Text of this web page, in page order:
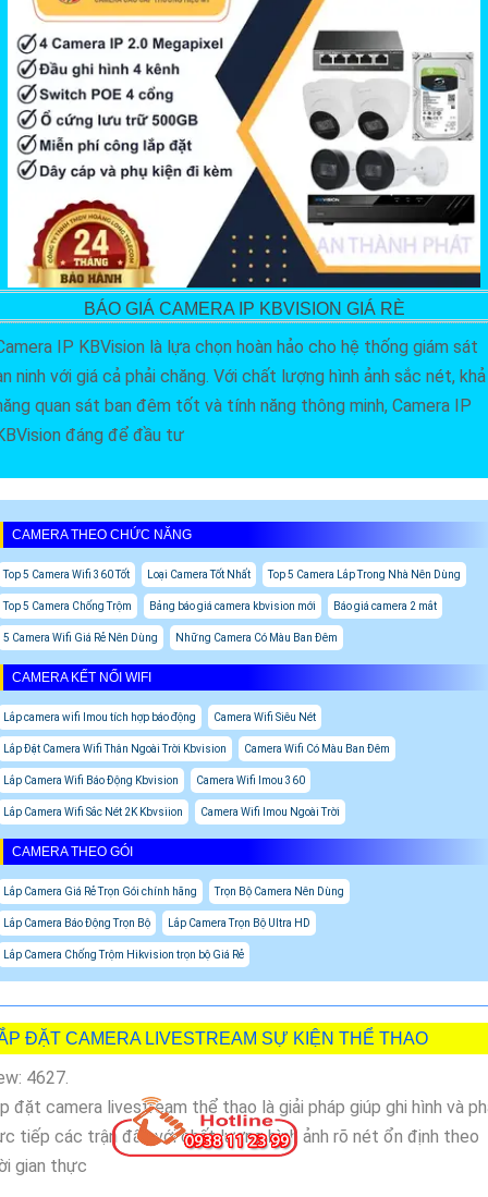
BÁO GIÁ CAMERA IP KBVISION GIÁ RÈ
IP KBVision là lựa chọn hoàn hảo cho hệ thống giám sát
ninh với giá cả phải chăng. Với chất lượng hình ảnh sắc nét, khả
quan sát ban đêm tốt và tính năng thông minh, Camera IP
đáng để đầu tư
CAMERA THEO CHỨC NĂNG
Top 5 Camera Wifi 360 Tốt Loại Camera Tốt Nhất Top 5 Camera Lắp Trong Nhà Nên Dùng
Top 5 Camera Chống Trộm Bảng báo giá camera kbvision mới Báo giá camera 2 mắt
5 Camera Wifi Giá Rẻ Nên Dùng Những Camera Có Màu Ban Đêm
CAMERA KẾT NỐI WIFI
Lắp camera wifi Imou tích hợp báo động Camera Wifi Siêu Nét
Lắp Đặt Camera Wifi Thân Ngoài Trời Kbvision Camera Wifi Có Màu Ban Đêm
Lắp Camera Wifi Báo Động Kbvision Camera Wifi Imou 360
Lắp Camera Wifi Sắc Nét 2K Kbvsiion Camera Wifi Imou Ngoài Trời
CAMERA THEO GÓI
Lắp Camera Giá Rẻ Trọn Gói chính hãng Trọn Bộ Camera Nên Dùng
Lắp Camera Báo Động Trọn Bộ Lắp Camera Trọn Bộ Ultra HD
Lắp Camera Chống Trộm Hikvision trọn bộ Giá Rẻ
ĐẶT CAMERA LIVESTREAM SỰ KIỆN THỂ THAO
4627.
đặt camera livestream thể thao là giải pháp giúp ghi hình và
tiếp các trận đấu với chất lượng hình ảnh rõ nét ổn định theo
gian thực